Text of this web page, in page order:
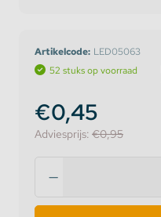
Artikelcode: LED05063
52 stuks op voorraad
€0,45
Adviesprijs: €0,95